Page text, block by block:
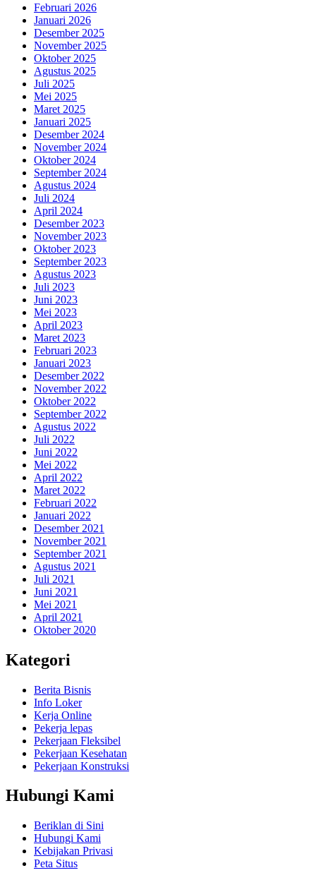
Februari 2026
Januari 2026
Desember 2025
November 2025
Oktober 2025
Agustus 2025
Juli 2025
Mei 2025
Maret 2025
Januari 2025
Desember 2024
November 2024
Oktober 2024
September 2024
Agustus 2024
Juli 2024
April 2024
Desember 2023
November 2023
Oktober 2023
September 2023
Agustus 2023
Juli 2023
Juni 2023
Mei 2023
April 2023
Maret 2023
Februari 2023
Januari 2023
Desember 2022
November 2022
Oktober 2022
September 2022
Agustus 2022
Juli 2022
Juni 2022
Mei 2022
April 2022
Maret 2022
Februari 2022
Januari 2022
Desember 2021
November 2021
September 2021
Agustus 2021
Juli 2021
Juni 2021
Mei 2021
April 2021
Oktober 2020
Kategori
Berita Bisnis
Info Loker
Kerja Online
Pekerja lepas
Pekerjaan Fleksibel
Pekerjaan Kesehatan
Pekerjaan Konstruksi
Hubungi Kami
Beriklan di Sini
Hubungi Kami
Kebijakan Privasi
Peta Situs